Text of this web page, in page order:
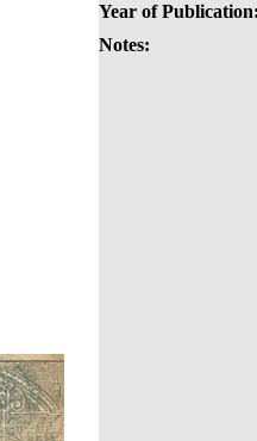
Year of
Notes: